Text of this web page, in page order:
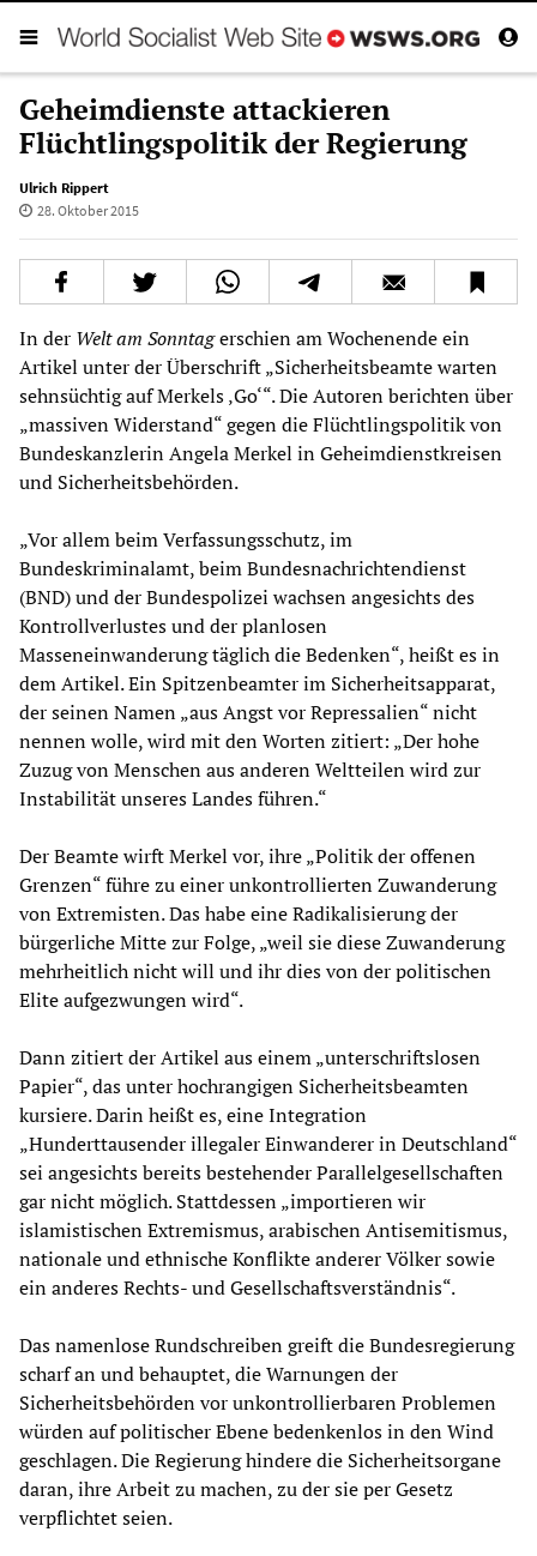
Geheimdienste attackieren
Flüchtlingspolitik der Regierung
Ulrich Rippert
28. Oktober 2015
In der Welt am Sonntagerschien am Wochenende ein
Artikel unter der Überschrift „Sicherheitsbeamte warten
sehnsüchtig auf Merkels ‚Go‘“. Die Autoren berichten über
„massiven Widerstand“ gegen die Flüchtlingspolitik von
Bundeskanzlerin Angela Merkel in Geheimdienstkreisen
und Sicherheitsbehörden.
„Vor allem beim Verfassungsschutz, im
Bundeskriminalamt, beim Bundesnachrichtendienst
(BND) und der Bundespolizei wachsen angesichts des
Kontrollverlustes und der planlosen
Masseneinwanderung täglich die Bedenken“, heißt es in
dem Artikel. Ein Spitzenbeamter im Sicherheitsapparat,
der seinen Namen „aus Angst vor Repressalien“ nicht
nennen wolle, wird mit den Worten zitiert: „Der hohe
Zuzug von Menschen aus anderen Weltteilen wird zur
Instabilität unseres Landes führen.“
Der Beamte wirft Merkel vor, ihre „Politik der offenen
Grenzen“ führe zu einer unkontrollierten Zuwanderung
von Extremisten. Das habe eine Radikalisierung der
bürgerliche Mitte zur Folge, „weil sie diese Zuwanderung
mehrheitlich nicht will und ihr dies von der politischen
Elite aufgezwungen wird“.
Dann zitiert der Artikel aus einem „unterschriftslosen
Papier“, das unter hochrangigen Sicherheitsbeamten
kursiere. Darin heißt es, eine Integration
„Hunderttausender illegaler Einwanderer in Deutschland“
sei angesichts bereits bestehender Parallelgesellschaften
gar nicht möglich. Stattdessen „importieren wir
islamistischen Extremismus, arabischen Antisemitismus,
nationale und ethnische Konflikte anderer Völker sowie
ein anderes Rechts- und Gesellschaftsverständnis“.
Das namenlose Rundschreiben greift die Bundesregierung
scharf an und behauptet, die Warnungen der
Sicherheitsbehörden vor unkontrollierbaren Problemen
würden auf politischer Ebene bedenkenlos in den Wind
geschlagen. Die Regierung hindere die Sicherheitsorgane
daran, ihre Arbeit zu machen, zu der sie per Gesetz
verpflichtet seien.